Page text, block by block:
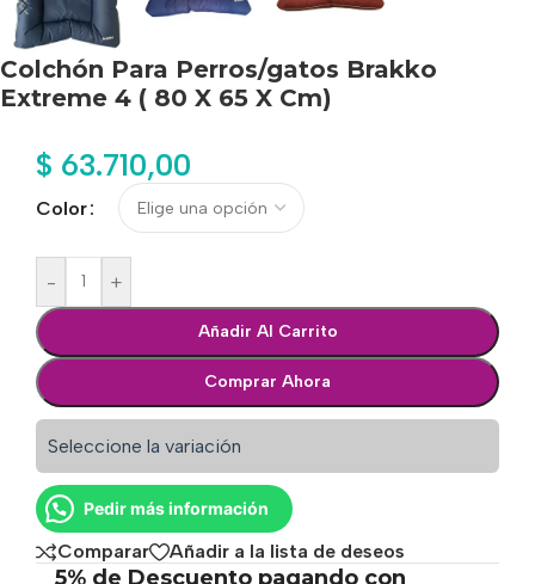
Colchón Para Perros/gatos Brakko
Extreme 4 ( 80 X 65 X Cm)
$ 63.710,00
Color
- +
Añadir Al Carrito
Comprar Ahora
Seleccione la variación
Pedir más información
Comparar Añadir a la lista de deseos
5% de Descuento pagando con